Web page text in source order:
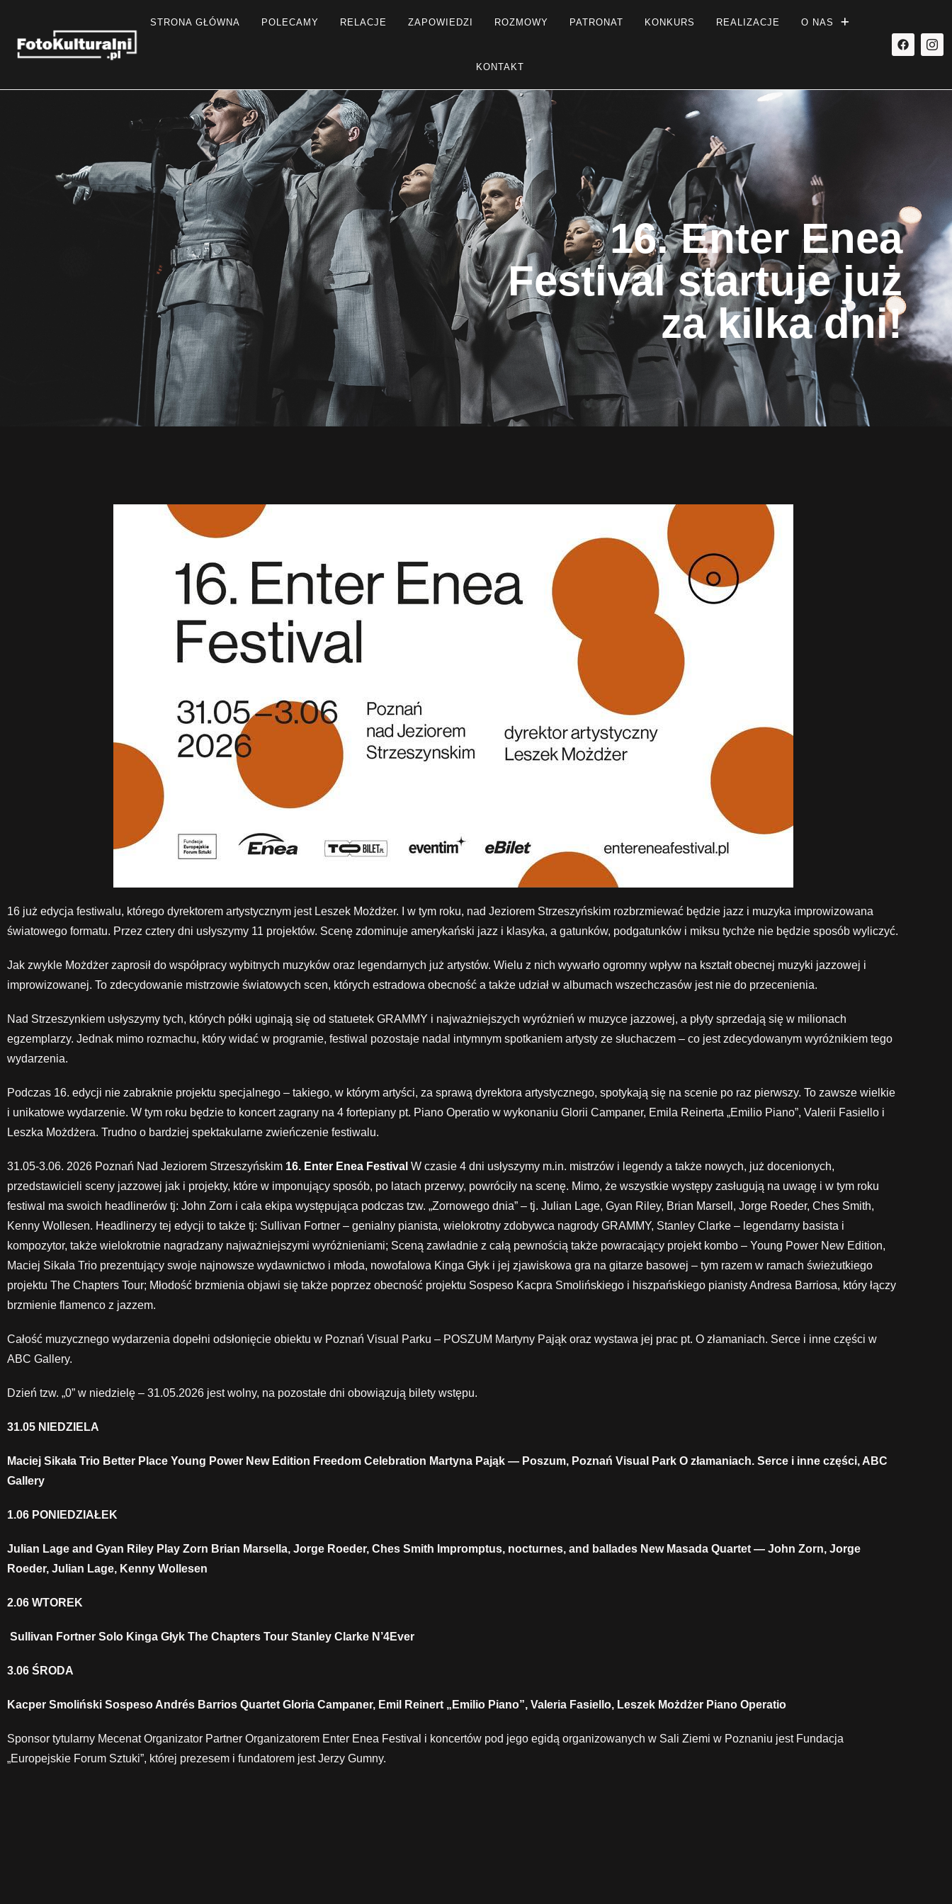
STRONA GŁÓWNA POLECAMY RELACJE ZAPOWIEDZI ROZMOWY PATRONAT KONKURS REALIZACJE O NAS
KONTAKT
16. Enter Enea
Festival startuje już
za kilka dni!
16 już edycja festiwalu, którego dyrektorem artystycznym jest Leszek Możdżer. I w tym roku, nad Jeziorem Strzeszyńskim rozbrzmiewać będzie jazz i muzyka improwizowana
światowego formatu. Przez cztery dni usłyszymy 11 projektów. Scenę zdominuje amerykański jazz i klasyka, a gatunków, podgatunków i miksu tychże nie będzie sposób wyliczyć.
Jak zwykle Możdżer zaprosił do współpracy wybitnych muzyków oraz legendarnych już artystów. Wielu z nich wywarło ogromny wpływ na kształt obecnej muzyki jazzowej i
improwizowanej. To zdecydowanie mistrzowie światowych scen, których estradowa obecność a także udział w albumach wszechczasów jest nie do przecenienia.
Nad Strzeszynkiem usłyszymy tych, których półki uginają się od statuetek GRAMMY i najważniejszych wyróżnień w muzyce jazzowej, a płyty sprzedają się w milionach
egzemplarzy. Jednak mimo rozmachu, który widać w programie, festiwal pozostaje nadal intymnym spotkaniem artysty ze słuchaczem – co jest zdecydowanym wyróżnikiem tego
wydarzenia.
Podczas 16. edycji nie zabraknie projektu specjalnego – takiego, w którym artyści, za sprawą dyrektora artystycznego, spotykają się na scenie po raz pierwszy. To zawsze wielkie
i unikatowe wydarzenie. W tym roku będzie to koncert zagrany na 4 fortepiany pt. Piano Operatio w wykonaniu Glorii Campaner, Emila Reinerta „Emilio Piano”, Valerii Fasiello i
Leszka Możdżera. Trudno o bardziej spektakularne zwieńczenie festiwalu.
31.05-3.06. 2026 Poznań Nad Jeziorem Strzeszyńskim 16. Enter Enea Festival W czasie 4 dni usłyszymy m.in. mistrzów i legendy a także nowych, już docenionych,
przedstawicieli sceny jazzowej jak i projekty, które w imponujący sposób, po latach przerwy, powróciły na scenę. Mimo, że wszystkie występy zasługują na uwagę i w tym roku
festiwal ma swoich headlinerów tj: John Zorn i cała ekipa występująca podczas tzw. „Zornowego dnia” – tj. Julian Lage, Gyan Riley, Brian Marsell, Jorge Roeder, Ches Smith,
Kenny Wollesen. Headlinerzy tej edycji to także tj: Sullivan Fortner – genialny pianista, wielokrotny zdobywca nagrody GRAMMY, Stanley Clarke – legendarny basista i
kompozytor, także wielokrotnie nagradzany najważniejszymi wyróżnieniami; Sceną zawładnie z całą pewnością także powracający projekt kombo – Young Power New Edition,
Maciej Sikała Trio prezentujący swoje najnowsze wydawnictwo i młoda, nowofalowa Kinga Głyk i jej zjawiskowa gra na gitarze basowej – tym razem w ramach świeżutkiego
projektu The Chapters Tour; Młodość brzmienia objawi się także poprzez obecność projektu Sospeso Kacpra Smolińskiego i hiszpańskiego pianisty Andresa Barriosa, który łączy
brzmienie flamenco z jazzem.
Całość muzycznego wydarzenia dopełni odsłonięcie obiektu w Poznań Visual Parku – POSZUM Martyny Pająk oraz wystawa jej prac pt. O złamaniach. Serce i inne części w
ABC Gallery.
Dzień tzw. „0” w niedzielę – 31.05.2026 jest wolny, na pozostałe dni obowiązują bilety wstępu.
31.05 NIEDZIELA
Maciej Sikała Trio Better Place Young Power New Edition Freedom Celebration Martyna Pająk — Poszum, Poznań Visual Park O złamaniach. Serce i inne części, ABC
Gallery
1.06 PONIEDZIAŁEK
Julian Lage and Gyan Riley Play Zorn Brian Marsella, Jorge Roeder, Ches Smith Impromptus, nocturnes, and ballades New Masada Quartet — John Zorn, Jorge
Roeder, Julian Lage, Kenny Wollesen
2.06 WTOREK
Sullivan Fortner Solo Kinga Głyk The Chapters Tour Stanley Clarke N’4Ever
3.06 ŚRODA
Kacper Smoliński Sospeso Andrés Barrios Quartet Gloria Campaner, Emil Reinert „Emilio Piano”, Valeria Fasiello, Leszek Możdżer Piano Operatio
Sponsor tytularny Mecenat Organizator Partner Organizatorem Enter Enea Festival i koncertów pod jego egidą organizowanych w Sali Ziemi w Poznaniu jest Fundacja
„Europejskie Forum Sztuki”, której prezesem i fundatorem jest Jerzy Gumny.